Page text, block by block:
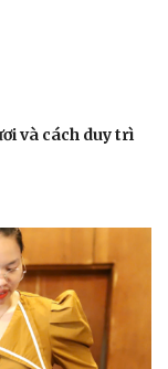
và cách duy trì